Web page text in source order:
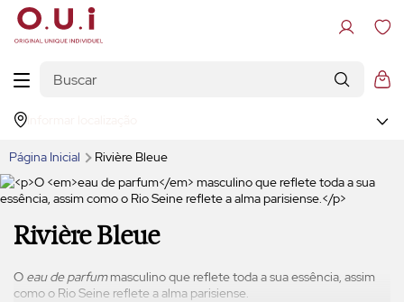
Página Inicial Rivière Bleue
Rivière Bleue
O eau de parfummasculino que reflete toda a sua essência, assim
como o Rio Seine reflete a alma parisiense.